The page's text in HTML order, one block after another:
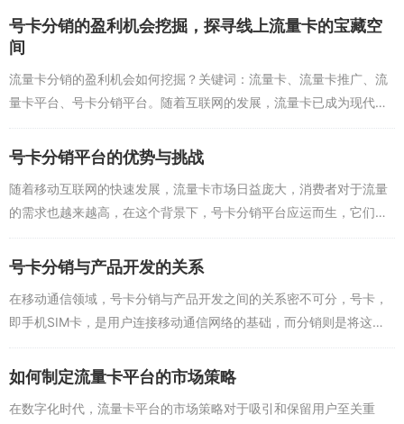
4、多元化营销推广，提高品牌知名度和影响力。
5、构建良好的生态系统，吸引更多合作伙伴的参与。
流量卡平台的核心竞争力体现在资源整合能力、技术创新与智能化服
务、用户体验与服务质量、营销推广与品牌塑造以及合作伙伴与生态
系统建设等方面，为了提升核心竞争力，流量卡平台需要关注用户需
号卡分销的盈利机会挖掘，探寻线上流量卡的宝藏空
间
流量卡分销的盈利机会如何挖掘？关键词：流量卡、流量卡推广、流
量卡平台、号卡分销平台。随着互联网的发展，流量卡已成为现代人
生活中不可或缺的一部分，越来越多的人开始关注流量卡的便捷性和
性价比，这也为号卡分...
号卡分销平台的优势与挑战
随着移动互联网的快速发展，流量卡市场日益庞大，消费者对于流量
的需求也越来越高，在这个背景下，号卡分销平台应运而生，它们通
过线上渠道为用户提供各种流量卡产品和服务，号卡分销平台的优势
究竟有哪些呢？号卡分...
号卡分销与产品开发的关系
在移动通信领域，号卡分销与产品开发之间的关系密不可分，号卡，
即手机SIM卡，是用户连接移动通信网络的基础，而分销则是将这些
号卡从运营商或服务提供商手中传递到用户手中的过程，产品开发则
是指创造新的号卡产...
如何制定流量卡平台的市场策略
在数字化时代，流量卡平台的市场策略对于吸引和保留用户至关重